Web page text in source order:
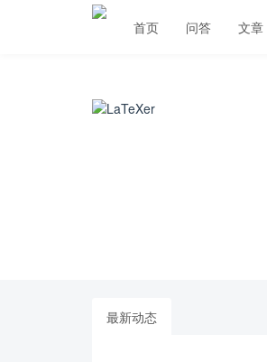
首页 问答 文章
最新动态